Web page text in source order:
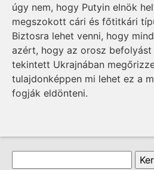
úgy nem, hogy Putyin elnök
megszokott cári és főtitkári
Biztosra lehet venni, hogy
azért, hogy az orosz
tekintett Ukrajnában
tulajdonképpen mi lehet ez a
fogják eldönteni.
Keresés űrlap
Keresés